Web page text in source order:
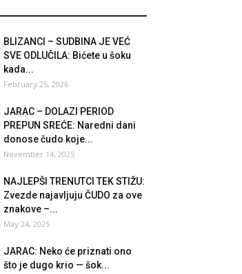
BLIZANCI – SUDBINA JE VEĆ
SVE ODLUČILA: Bićete u šoku
kada...
February 25, 2026
JARAC – DOLAZI PERIOD
PREPUN SREĆE: Naredni dani
donose čudo koje...
November 14, 2025
NAJLEPŠI TRENUTCI TEK STIŽU:
Zvezde najavljuju ČUDO za ove
znakove –...
May 24, 2025
JARAC: Neko će priznati ono
što je dugo krio — šok...